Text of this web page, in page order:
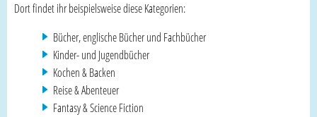
Dort findet ihr beispielsweise diese Kategorien:
Bücher, englische Bücher und Fachbücher
Kinder- und Jugendbücher
Kochen & Backen
Reise & Abenteuer
Fantasy & Science Fiction